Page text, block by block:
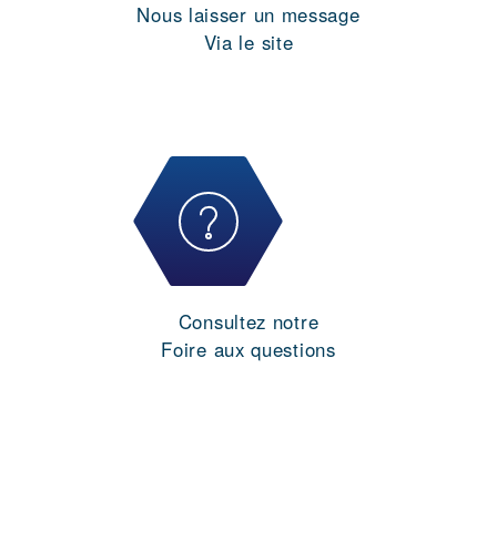
Nous laisser un message
Via le site
Consultez notre
Foire aux questions